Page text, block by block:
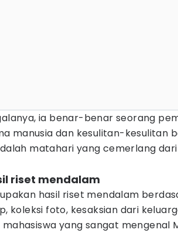
ia benar-benar seorang
manusia dan kesulitan-kesulitan
matahari yang cemerlang dari
riset mendalam
hasil riset mendalam
koleksi foto, kesaksian dari
mahasiswa yang sangat mengenal